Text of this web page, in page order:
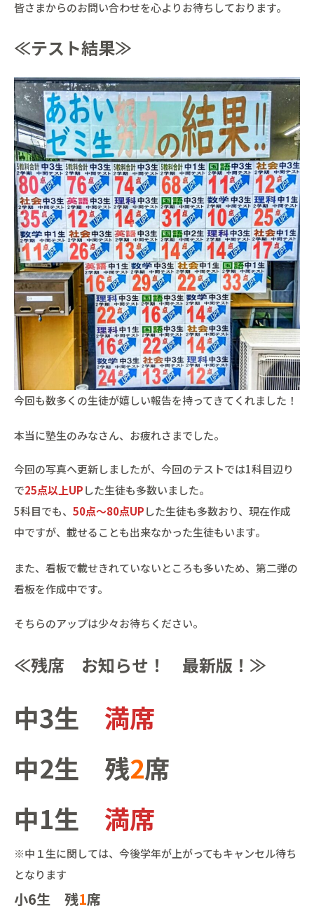
皆さまからのお問い合わせを心よりお待ちしております。
≪テスト結果≫
今回も数多くの生徒が嬉しい報告を持ってきてくれました！
本当に塾生のみなさん、お疲れさまでした。
今回の写真へ更新しましたが、今回のテストでは1科目辺り
で25点以上UPした生徒も多数いました。
5科目でも、 50点～80点UPした生徒も多数おり、現在作成
中ですが、載せることも出来なかった生徒もいます。
また、看板で載せきれていないところも多いため、第二弾の
看板を作成中です。
そちらのアップは少々お待ちください。
≪残席 お知らせ！ 最新版！≫
中3生 満席
中2生 残2席
中1生 満席
※中１生に関しては、今後学年が上がってもキャンセル待ち
となります
小6生 残1席